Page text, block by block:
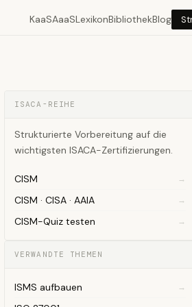
KaaSAaaSLexikonBibliothekBlog
ISACA-REIHE
Strukturierte Vorbereitung auf die
wichtigsten ISACA-Zertifizierungen.
CISM
CISM · CISA · AAIA
CISM-Quiz testen
VERWANDTE THEMEN
ISMS aufbauen